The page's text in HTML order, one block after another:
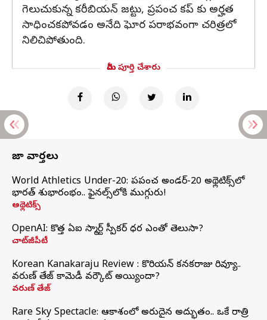
గెలుచుకున్న కరీబియన్ జట్టు, ప్రపంచ కప్ కు అర్హత
సాధించకపోవడం అనేది ఘోర పరాభవంగా చరిత్రలో
నిలిచిపోతుంది.
మీరు పూర్తి చేశారు
తాజా వార్తలు
World Athletics Under-20: ప్రపంచ అండర్-20 అథ్లెటిక్స్‌లో
భారత్‌ శుభారంభం.. ఫైనల్స్‌లోకి ముగ్గురు!
అథ్లెటిక్స్
OpenAI: కొత్త ఏఐ స్మార్ట్ స్పీకర్ ధర ఎంతో తెలుసా?
చాట్‌జీపీటీ
Korean Kanakaraju Review : కొరియన్ కనకరాజు రివ్యూ..
వరుణ్ తేజ్ కామెడీ వర్కౌట్ అయ్యిందా?
వరుణ్ తేజ్
Rare Sky Spectacle: ఆకాశంలో అరుదైన అద్భుతం.. ఒకే రాత్రి